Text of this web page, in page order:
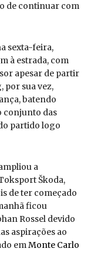
de continuar com
sexta-feira,
à estrada, com
apesar de partir
por sua vez,
batendo
conjunto das
partido logo
a
Škoda,
de ter começado
ficou
Rossel devido
aspirações ao
emMonte Carlo